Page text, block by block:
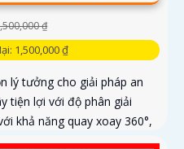
₫
1,500,000 ₫
lý tưởng cho giải pháp an
tiện lợi với độ phân giải
khả năng quay xoay 360°,
tiện, cảnh báo tức thì